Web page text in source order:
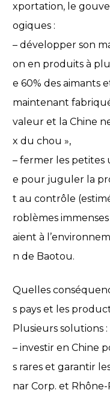
xportation, le
ogiques :
– développer son
on en produits à
e 60% des aimants
maintenant
valeur et la Chine
x du chou »,
– fermer les petites
e pour juguler la
t au contrôle
roblèmes
aient à
n de Baotou.
Quelles
s pays et les
Plusieurs solutions :
– investir en Chine
s rares et garantir
nar Corp. et